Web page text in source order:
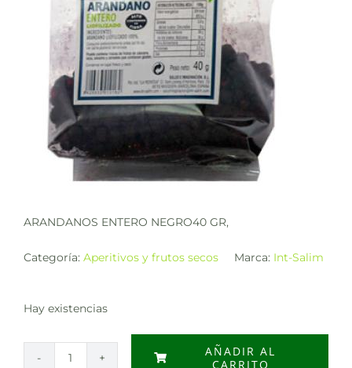
ARANDANOS ENTERO NEGRO40 GR,
Categoría: Aperitivos y frutos secos Marca: Int-Salim
Hay existencias
AÑADIR AL
CARRITO